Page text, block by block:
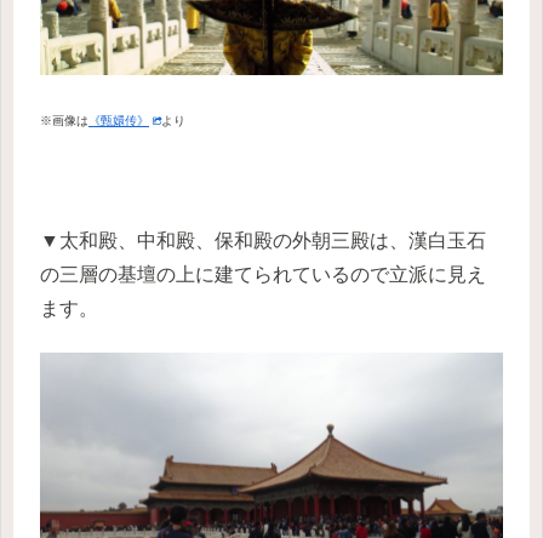
※画像は 《甄嬛传》 より
▼太和殿、中和殿、保和殿の外朝三殿は、漢白玉石
の三層の基壇の上に建てられているので立派に見え
ます。